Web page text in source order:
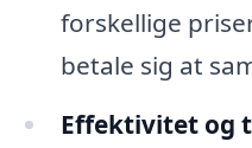
forskellige
betale sig at
Effektivitet og